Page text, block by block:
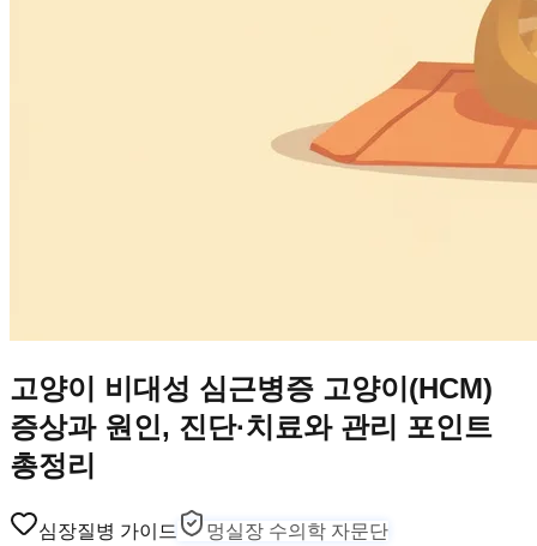
고양이 비대성 심근병증 고양이(HCM)
증상과 원인, 진단·치료와 관리 포인트
총정리
심장질병 가이드 멍실장 수의학 자문단